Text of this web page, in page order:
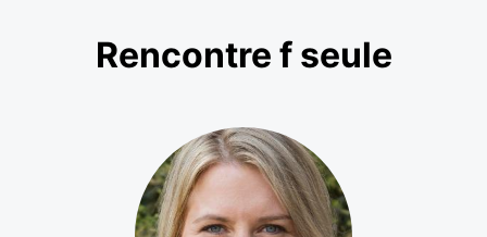
Rencontre f seule